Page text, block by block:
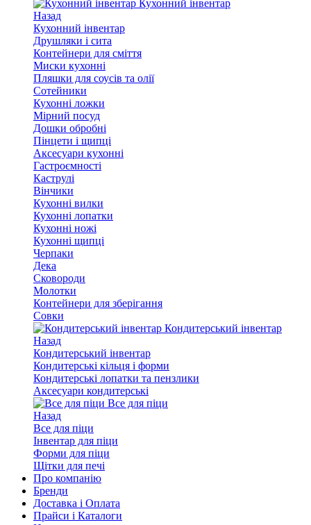
Кухонний інвентар
Назад
Кухонний інвентар
Друшляки і сита
Контейнери для сміття
Миски кухонні
Пляшки для соусів та олії
Сотейники
Кухонні ложки
Мірний посуд
Дошки обробні
Пінцети і щипці
Аксесуари кухонні
Гастроємності
Каструлі
Вінчики
Кухонні вилки
Кухонні лопатки
Кухонні ножі
Кухонні щипці
Черпаки
Дека
Сковороди
Молотки
Контейнери для зберігання
Совки
Кондитерський інвентар
Назад
Кондитерський інвентар
Кондитерські кільця і форми
Кондитерські лопатки та пензлики
Аксесуари кондитерські
Все для піци
Назад
Все для піци
Інвентар для піци
Форми для піци
Щітки для печі
Про компанію
Бренди
Доставка і Оплата
Прайси і Каталоги